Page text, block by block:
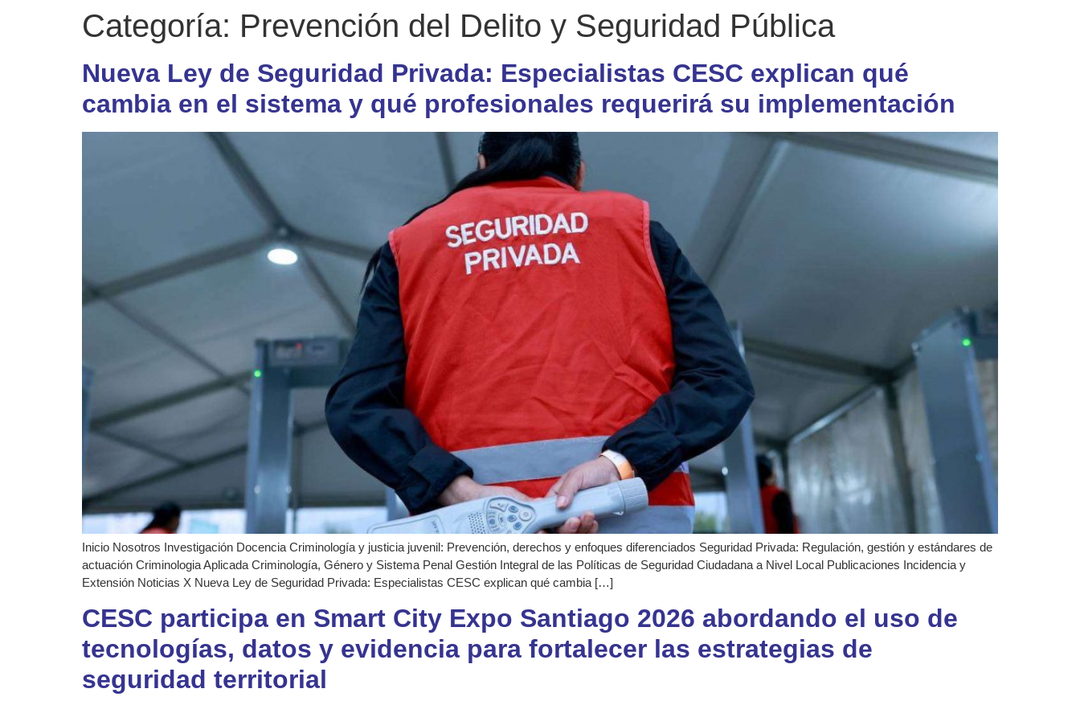
Categoría: Prevención del Delito y Seguridad Pública
Nueva Ley de Seguridad Privada: Especialistas CESC explican qué
cambia en el sistema y qué profesionales requerirá su implementación
Inicio Nosotros Investigación Docencia Criminología y justicia juvenil: Prevención, derechos y enfoques diferenciados Seguridad Privada: Regulación, gestión y estándares de
actuación Criminologia Aplicada Criminología, Género y Sistema Penal Gestión Integral de las Políticas de Seguridad Ciudadana a Nivel Local Publicaciones Incidencia y
Extensión Noticias X Nueva Ley de Seguridad Privada: Especialistas CESC explican qué cambia […]
CESC participa en Smart City Expo Santiago 2026 abordando el uso de
tecnologías, datos y evidencia para fortalecer las estrategias de
seguridad territorial